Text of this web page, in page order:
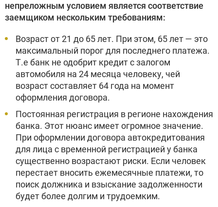
непреложным условием является соответствие
заемщиком нескольким требованиям:
Возраст от 21 до 65 лет. При этом, 65 лет — это
максимальный порог для последнего платежа.
Т.е банк не одобрит кредит с залогом
автомобиля на 24 месяца человеку, чей
возраст составляет 64 года на момент
оформления договора.
Постоянная регистрация в регионе нахождения
банка. Этот нюанс имеет огромное значение.
При оформлении договора автокредитования
для лица с временной регистрацией у банка
существенно возрастают риски. Если человек
перестает вносить ежемесячные платежи, то
поиск должника и взыскание задолженности
будет более долгим и трудоемким.